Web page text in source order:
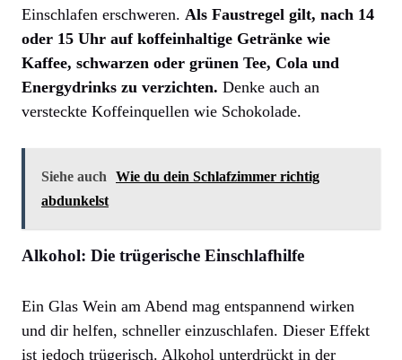
Einschlafen erschweren. Als Faustregel gilt, nach 14
oder 15 Uhr auf koffeinhaltige Getränke wie
Kaffee, schwarzen oder grünen Tee, Cola und
Energydrinks zu verzichten. Denke auch an
versteckte Koffeinquellen wie Schokolade.
Siehe auch
Wie du dein Schlafzimmer richtig
abdunkelst
Alkohol: Die trügerische Einschlafhilfe
Ein Glas Wein am Abend mag entspannend wirken
und dir helfen, schneller einzuschlafen. Dieser Effekt
ist jedoch trügerisch. Alkohol unterdrückt in der